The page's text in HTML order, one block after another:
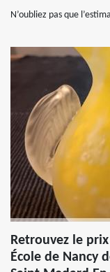
N’oubliez pas que
Retrouvez le
École de Nancy